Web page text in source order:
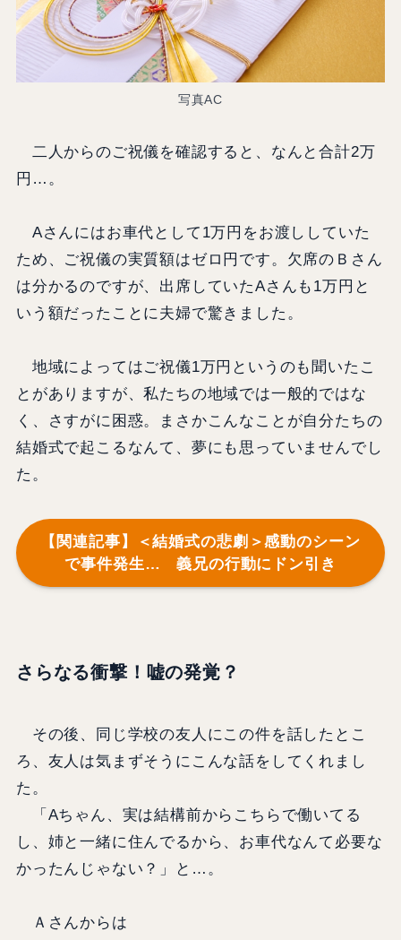
写真AC
二人からのご祝儀を確認すると、なんと合計2万
円…。
Aさんにはお車代として1万円をお渡ししていた
ため、ご祝儀の実質額はゼロ円です。欠席のＢさん
は分かるのですが、出席していたAさんも1万円と
いう額だったことに夫婦で驚きました。
地域によってはご祝儀1万円というのも聞いたこ
とがありますが、私たちの地域では一般的ではな
く、さすがに困惑。まさかこんなことが自分たちの
結婚式で起こるなんて、夢にも思っていませんでし
た。
【関連記事】＜結婚式の悲劇＞感動のシーン
で事件発生… 義兄の行動にドン引き
さらなる衝撃！嘘の発覚？
その後、同じ学校の友人にこの件を話したとこ
ろ、友人は気まずそうにこんな話をしてくれまし
た。
「Aちゃん、実は結構前からこちらで働いてる
し、姉と一緒に住んでるから、お車代なんて必要な
かったんじゃない？」と…。
Ａさんからは